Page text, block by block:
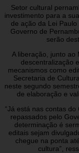
Setor cultural
investimento para a
de ação da Lei
Governo de
serão
A liberação, junto ao
descentralização
mecanismos como
Secretaria de
neste segundo
de elaboração e
“Já está nas contas
repassados pelo
determinação é
editais sejam
chegue na ponta
cultura”,